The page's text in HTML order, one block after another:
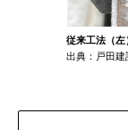
従来工法（
出典：戸田